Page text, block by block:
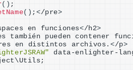
() ;
() ; </pre>
en funciones</h2>
también pueden contener
en distintos archivos. </p>
data-enlighter-